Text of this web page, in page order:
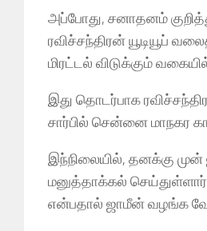
அப்போது, சனாதனம்
ரவிச்சந்திரன் யூடியூப்
மிரட்டல் விடுக்கும்
இது தொடர்பாக
சார்பில் சென்னை மாநகர
இந்நிலையில், தனக்கு
மனுத்தாக்கல்
என்பதால் ஜாமீன் வழங்க